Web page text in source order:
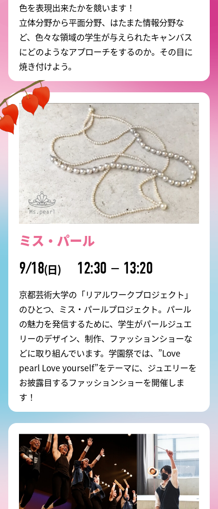
色を表現出来たかを競います！
立体分野から平面分野、はたまた情報分野な
ど、色々な領域の学生が与えられたキャンバス
にどのようなアプローチをするのか。その目に
焼き付けよう。
ミス・パール
9/18(日)12:30 － 13:20
京都芸術大学の「リアルワークプロジェクト」
のひとつ、ミス・パールプロジェクト。パール
の魅力を発信するために、学生がパールジュエ
リーのデザイン、制作、ファッションショーな
どに取り組んでいます。学園祭では、”Love
pearl Love yourself”をテーマに、ジュエリーを
お披露目するファッションショーを開催しま
す！